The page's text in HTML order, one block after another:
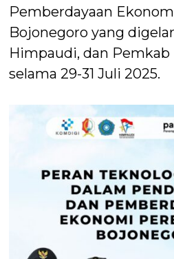
Pemberdayaan
Bojonegoro yang
Himpaudi, dan
selama 29-31 Juli 2025.